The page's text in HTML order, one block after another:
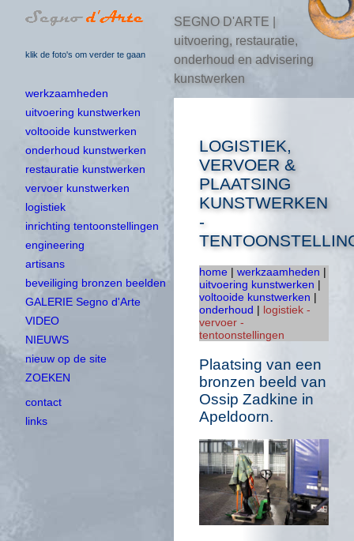
klik de foto's om verder te gaan
SEGNO D'ARTE |
uitvoering, restauratie,
onderhoud en advisering
kunstwerken
werkzaamheden
uitvoering kunstwerken
voltooide kunstwerken
onderhoud kunstwerken
restauratie kunstwerken
vervoer kunstwerken
logistiek
inrichting tentoonstellingen
engineering
artisans
beveiliging bronzen beelden
GALERIE Segno d'Arte
VIDEO
NIEUWS
nieuw op de site
ZOEKEN
contact
links
LOGISTIEK,
VERVOER &
PLAATSING
KUNSTWERKEN
-
home | werkzaamheden |
uitvoering kunstwerken |
voltooide kunstwerken |
onderhoud | logistiek -
vervoer -
tentoonstellingen
Plaatsing van een
bronzen beeld van
Ossip Zadkine in
Apeldoorn.